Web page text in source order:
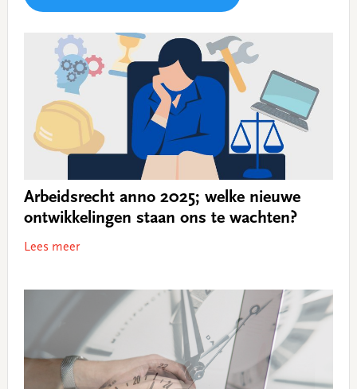
Arbeidsrecht anno 2025; welke nieuwe
ontwikkelingen staan ons te wachten?
Lees meer